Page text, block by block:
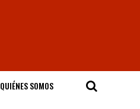
QUIÉNES SOMOS